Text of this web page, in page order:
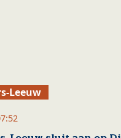
Leeuw